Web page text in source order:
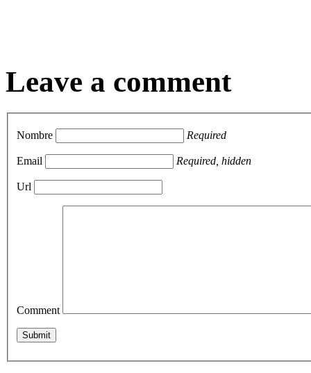
Leave a comment
Nombre Required
Email Required, hidden
Url
Comment